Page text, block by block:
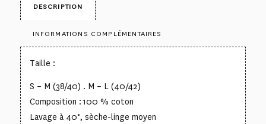
DESCRIPTION
INFORMATIONS COMPLÉMENTAIRES
Taille :
S – M (38/40) . M – L (40/42)
Composition : 100 % coton
Lavage à 40°, sèche-linge moyen